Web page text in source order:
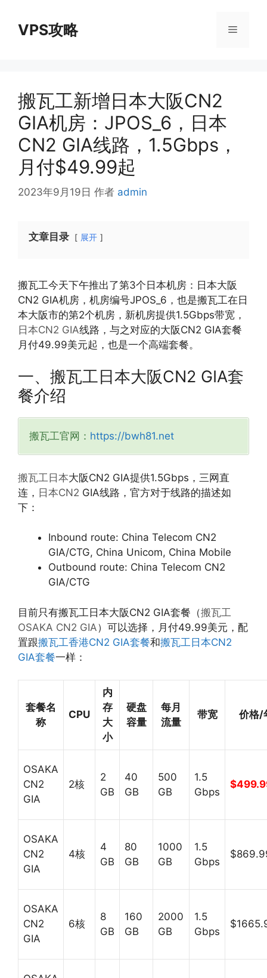
VPS攻略 菜
搬瓦工新增日本大阪CN2
GIA机房：JPOS_6，日本
CN2 GIA线路，1.5Gbps，
月付$49.99起
2023年9月19日 作者 admin
文章目录 展开
搬瓦工今天下午推出了第3个日本机房：日本大阪
CN2 GIA机房，机房编号JPOS_6，也是搬瓦工在日
本大阪市的第2个机房，新机房提供1.5Gbps带宽，
日本CN2 GIA线路，与之对应的大阪CN2 GIA套餐
月付49.99美元起，也是一个高端套餐。
一、搬瓦工日本大阪CN2 GIA套
餐介绍
搬瓦工官网： https://bwh81.net
搬瓦工日本大阪CN2 GIA提供1.5Gbps，三网直
连， 日本CN2 GIA线路，官方对于线路的描述如
下：
Inbound route: China Telecom CN2
GIA/CTG, China Unicom, China Mobile
Outbound route: China Telecom CN2
GIA/CTG
目前只有搬瓦工日本大阪CN2 GIA套餐（搬瓦工
OSAKA CN2 GIA）可以选择，月付49.99美元，配
置跟搬瓦工香港CN2 GIA套餐和搬瓦工日本CN2
GIA套餐一样：
套餐名
称
CPU
内
存
大
小
硬盘
容量
每月
流量
带宽 价格/
OSAKA
CN2
GIA
2核
2
GB
40
GB
500
GB
1.5
Gbps
OSAKA
CN2
GIA
4核
4
GB
80
GB
1000
GB
1.5
Gbps
OSAKA
CN2
GIA
6核
8
GB
160
GB
2000
GB
1.5
Gbps